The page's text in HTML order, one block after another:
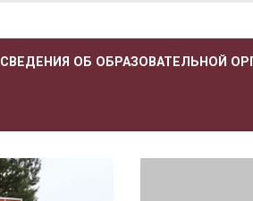
СВЕДЕНИЯ ОБ ОБРАЗОВАТЕЛЬНОЙ